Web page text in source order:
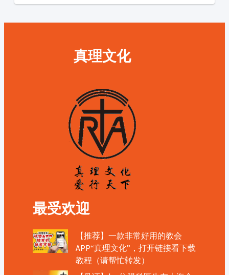
真理文化
最受欢迎
【推荐】一款非常好用的教会
APP“真理文化”，打开链接看下载
教程（请帮忙转发）